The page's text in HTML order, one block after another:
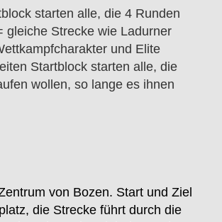
starten alle, die 4 Runden
gleiche Strecke wie Ladurner
und Elite
Startblock starten alle, die
wollen, so lange es ihnen
von Bozen. Start und Ziel
die Strecke führt durch die